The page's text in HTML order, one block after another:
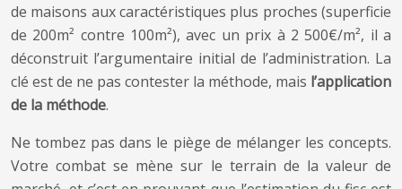
de maisons aux caractéristiques plus proches (superficie
de 200m² contre 100m²), avec un prix à 2 500€/m², il a
déconstruit l’argumentaire initial de l’administration. La
clé est de ne pas contester la méthode, mais l’application
de la méthode.
Ne tombez pas dans le piège de mélanger les concepts.
Votre combat se mène sur le terrain de la valeur de